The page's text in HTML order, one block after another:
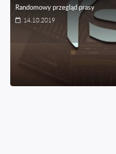
Randomowy przegląd prasy
14.10.2019